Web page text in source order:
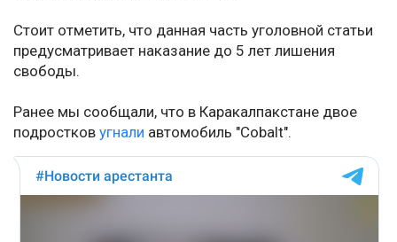
Стоит отметить, что данная часть уголовной статьи
предусматривает наказание до 5 лет лишения
свободы.
Ранее мы сообщали, что в Каракалпакстане двое
подростков угнали автомобиль "Cobalt".